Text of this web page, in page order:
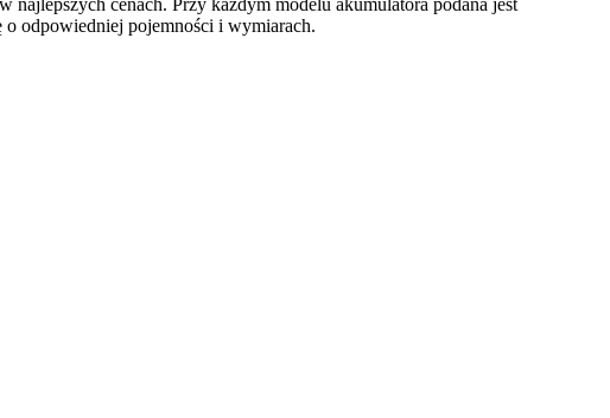
najlepszych cenach. Przy każdym modelu akumulatora podana jest
odpowiedniej pojemności i wymiarach.